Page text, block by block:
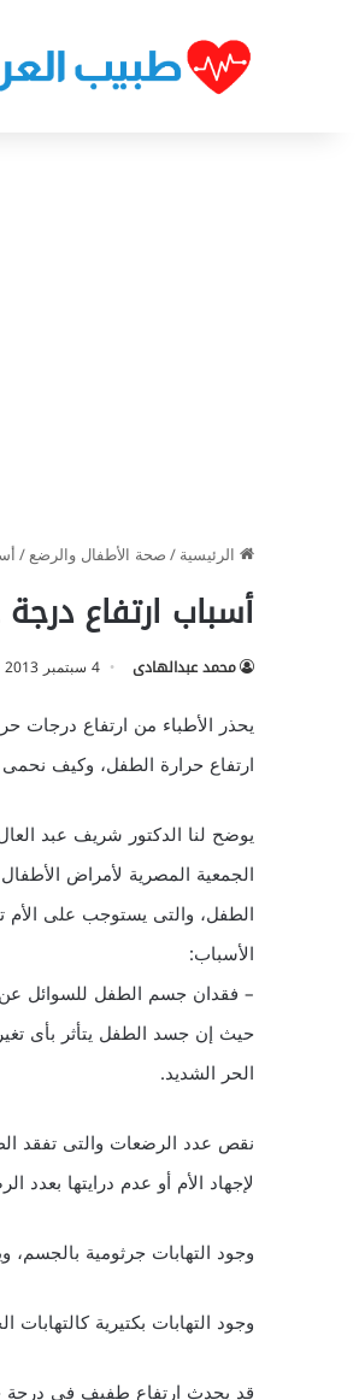
الرئيسية/صحة الأطفال والرضع/
أسباب ارتفاع
محمد عبدالهادى 4 سبتمبر 2013
يحذر الأطباء من ارتفاع درجات
ارتفاع حرارة الطفل، وكيف نحمى
يوضح لنا الدكتور شريف عبد
الجمعية المصرية لأمراض
الطفل، والتى يستوجب على الأم
الأسباب:
– فقدان جسم الطفل للسوائل
حيث إن جسد الطفل يتأثر بأى
الحر الشديد.
نقص عدد الرضعات والتى تفقد
لإجهاد الأم أو عدم درايتها بعدد
وجود التهابات جرثومية
وجود التهابات بكتيرية
قد يحدث ارتفاع طفيف فى درجة